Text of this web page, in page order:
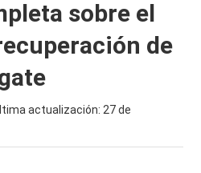
sobre el
de
actualización: 27 de